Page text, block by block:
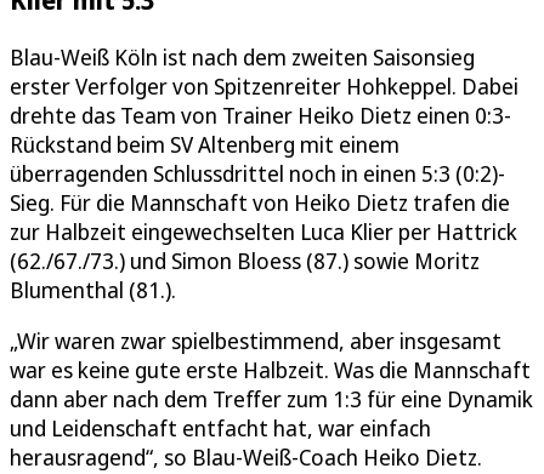
Blau-Weiß Köln ist nach dem zweiten Saisonsieg
erster Verfolger von Spitzenreiter Hohkeppel. Dabei
drehte das Team von Trainer Heiko Dietz einen 0:3-
Rückstand beim SV Altenberg mit einem
überragenden Schlussdrittel noch in einen 5:3 (0:2)-
Sieg. Für die Mannschaft von Heiko Dietz trafen die
zur Halbzeit eingewechselten Luca Klier per Hattrick
(62./67./73.) und Simon Bloess (87.) sowie Moritz
Blumenthal (81.).
„Wir waren zwar spielbestimmend, aber insgesamt
war es keine gute erste Halbzeit. Was die Mannschaft
dann aber nach dem Treffer zum 1:3 für eine Dynamik
und Leidenschaft entfacht hat, war einfach
herausragend“, so Blau-Weiß-Coach Heiko Dietz.